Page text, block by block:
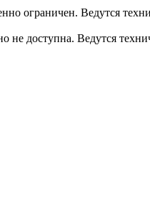
ограничен. Ведутся
не доступна. Ведутся